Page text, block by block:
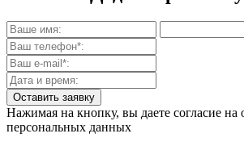
Нажимая на кнопку, вы даете согласие на
персональных данных